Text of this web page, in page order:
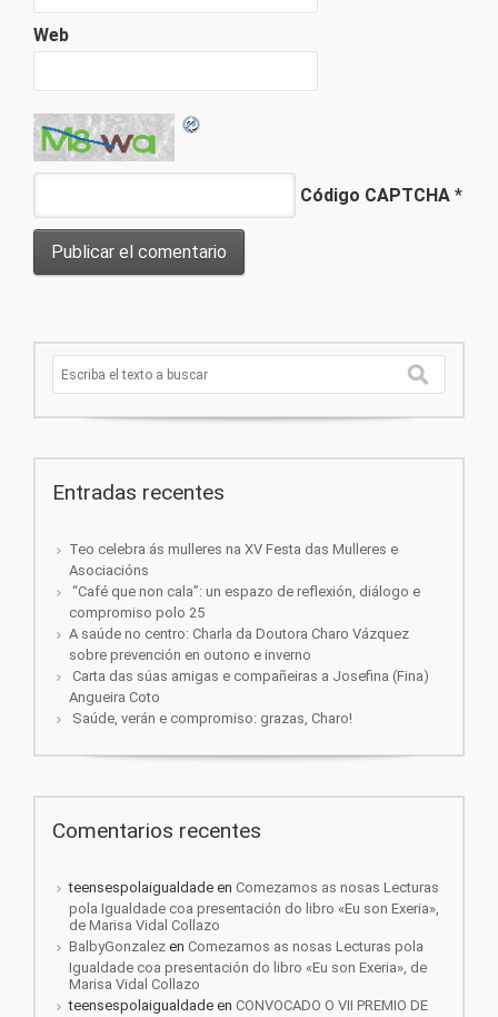
Web
Código CAPTCHA *
Entradas recentes
Teo celebra ás mulleres na XV Festa das Mulleres e
Asociacións
“Café que non cala”: un espazo de reflexión, diálogo e
compromiso polo 25
A saúde no centro: Charla da Doutora Charo Vázquez
sobre prevención en outono e inverno
Carta das súas amigas e compañeiras a Josefina (Fina)
Angueira Coto
Saúde, verán e compromiso: grazas, Charo!
Comentarios recentes
teensespolaigualdade en Comezamos as nosas Lecturas
pola Igualdade coa presentación do libro «Eu son Exeria»,
de Marisa Vidal Collazo
BalbyGonzalez en Comezamos as nosas Lecturas pola
Igualdade coa presentación do libro «Eu son Exeria», de
Marisa Vidal Collazo
teensespolaigualdade en CONVOCADO O VII PREMIO DE